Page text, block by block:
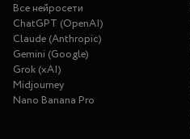
Все нейросети
ChatGPT (OpenAI)
Claude (Anthropic)
Gemini (Google)
Grok (xAI)
Midjourney
Nano Banana Pro